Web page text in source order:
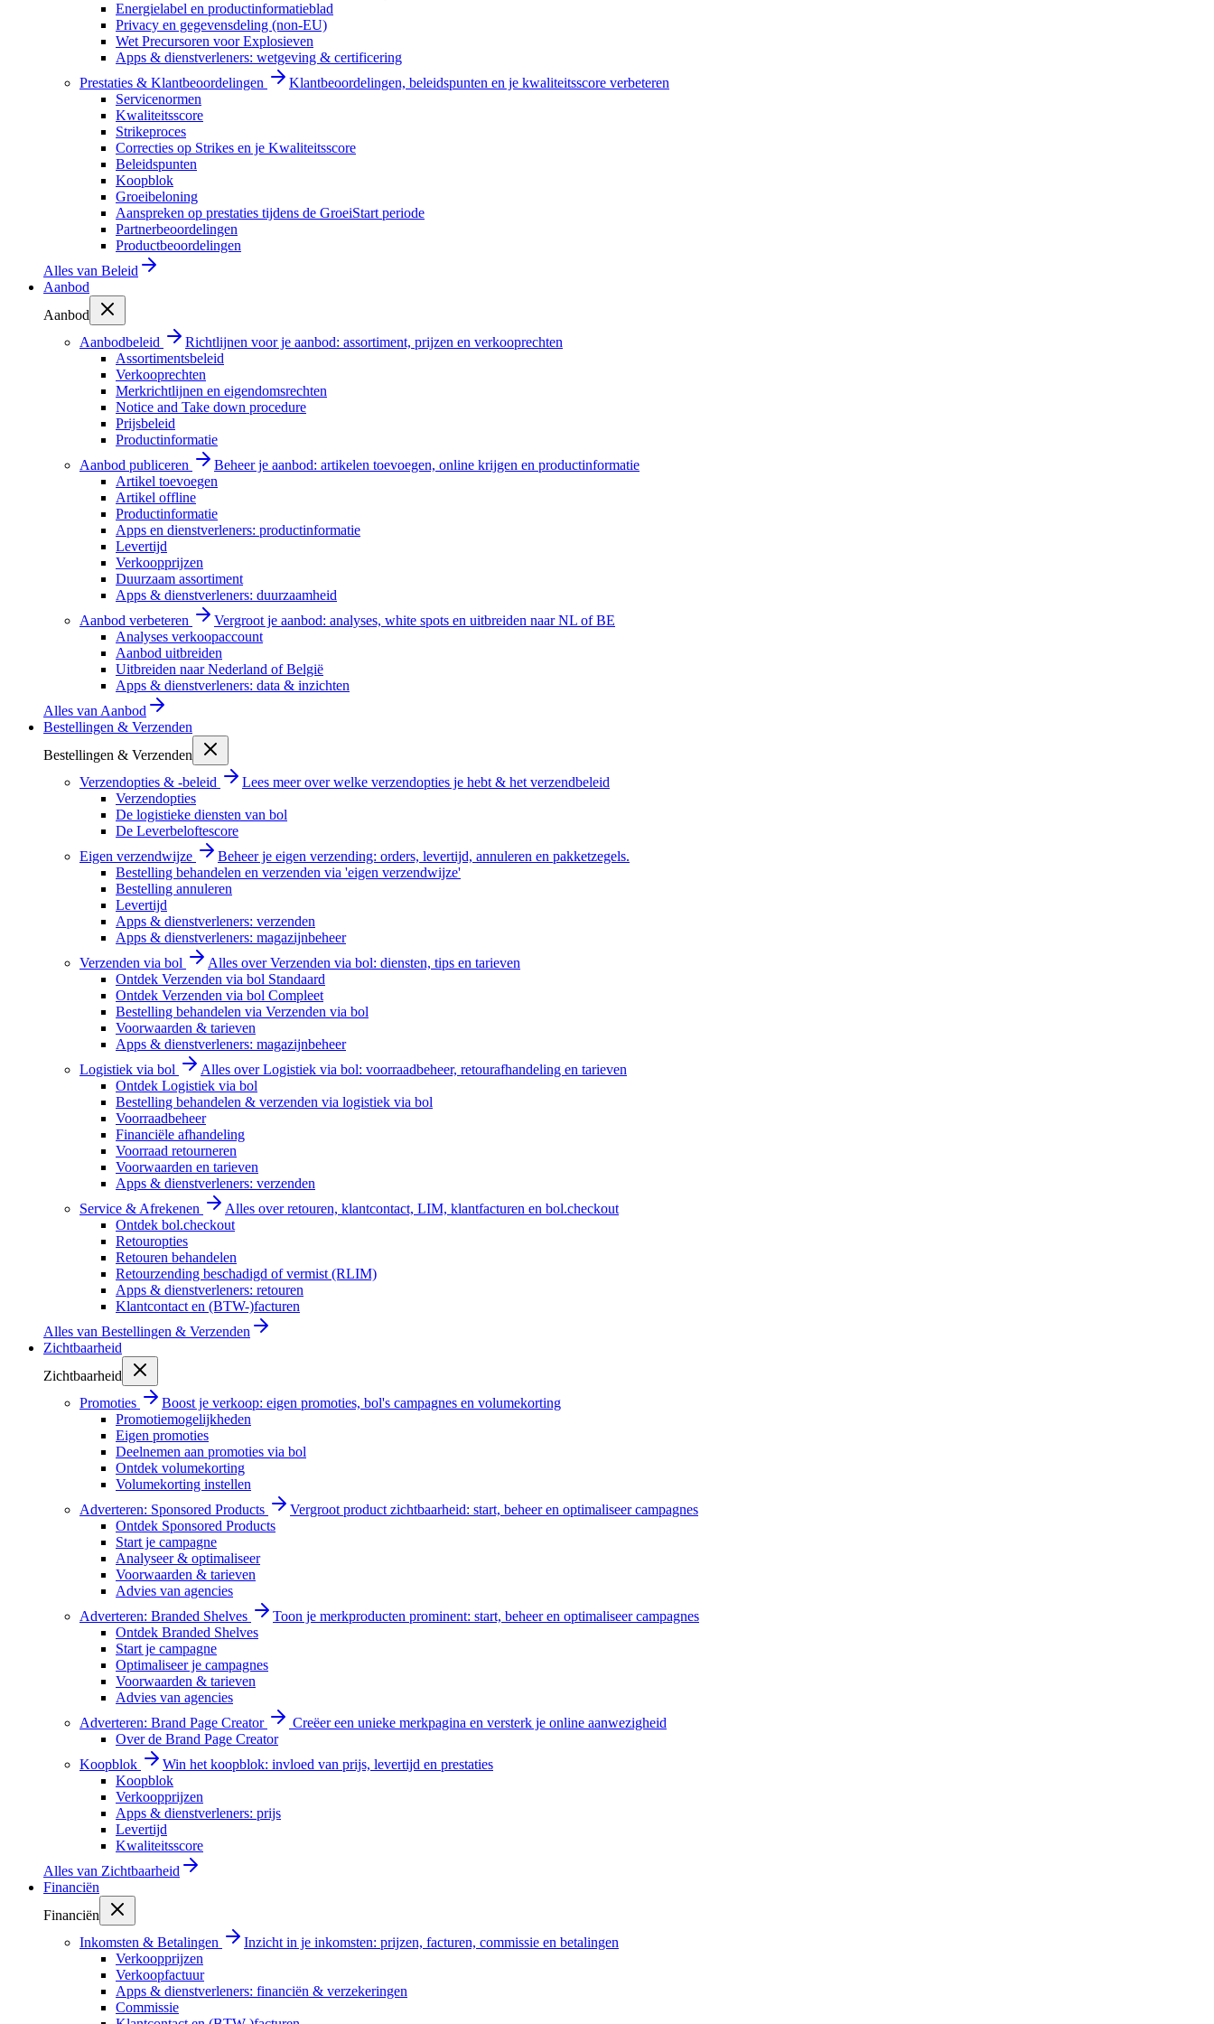
Energielabel en productinformatieblad
Privacy en gegevensdeling (non-EU)
Wet Precursoren voor Explosieven
Apps & dienstverleners: wetgeving & certificering
Prestaties & Klantbeoordelingen
Klantbeoordelingen, beleidspunten en je kwaliteitsscore verbeteren
Servicenormen
Kwaliteitsscore
Strikeproces
Correcties op Strikes en je Kwaliteitsscore
Beleidspunten
Koopblok
Groeibeloning
Aanspreken op prestaties tijdens de GroeiStart periode
Partnerbeoordelingen
Productbeoordelingen
Alles van Beleid
Aanbod
Aanbod
Aanbodbeleid
Richtlijnen voor je aanbod: assortiment, prijzen en verkooprechten
Assortimentsbeleid
Verkooprechten
Merkrichtlijnen en eigendomsrechten
Notice and Take down procedure
Prijsbeleid
Productinformatie
Aanbod publiceren
Beheer je aanbod: artikelen toevoegen, online krijgen en productinformatie
Artikel toevoegen
Artikel offline
Productinformatie
Apps en dienstverleners: productinformatie
Levertijd
Verkoopprijzen
Duurzaam assortiment
Apps & dienstverleners: duurzaamheid
Aanbod verbeteren
Vergroot je aanbod: analyses, white spots en uitbreiden naar NL of BE
Analyses verkoopaccount
Aanbod uitbreiden
Uitbreiden naar Nederland of België
Apps & dienstverleners: data & inzichten
Alles van Aanbod
Bestellingen & Verzenden
Bestellingen & Verzenden
Verzendopties & -beleid
Lees meer over welke verzendopties je hebt & het verzendbeleid
Verzendopties
De logistieke diensten van bol
De Leverbeloftescore
Eigen verzendwijze
Beheer je eigen verzending: orders, levertijd, annuleren en pakketzegels.
Bestelling behandelen en verzenden via 'eigen verzendwijze'
Bestelling annuleren
Levertijd
Apps & dienstverleners: verzenden
Apps & dienstverleners: magazijnbeheer
Verzenden via bol
Alles over Verzenden via bol: diensten, tips en tarieven
Ontdek Verzenden via bol Standaard
Ontdek Verzenden via bol Compleet
Bestelling behandelen via Verzenden via bol
Voorwaarden & tarieven
Apps & dienstverleners: magazijnbeheer
Logistiek via bol
Alles over Logistiek via bol: voorraadbeheer, retourafhandeling en tarieven
Ontdek Logistiek via bol
Bestelling behandelen & verzenden via logistiek via bol
Voorraadbeheer
Financiële afhandeling
Voorraad retourneren
Voorwaarden en tarieven
Apps & dienstverleners: verzenden
Service & Afrekenen
Alles over retouren, klantcontact, LIM, klantfacturen en bol.checkout
Ontdek bol.checkout
Retouropties
Retouren behandelen
Retourzending beschadigd of vermist (RLIM)
Apps & dienstverleners: retouren
Klantcontact en (BTW-)facturen
Alles van Bestellingen & Verzenden
Zichtbaarheid
Zichtbaarheid
Promoties
Boost je verkoop: eigen promoties, bol's campagnes en volumekorting
Promotiemogelijkheden
Eigen promoties
Deelnemen aan promoties via bol
Ontdek volumekorting
Volumekorting instellen
Adverteren: Sponsored Products
Vergroot product zichtbaarheid: start, beheer en optimaliseer campagnes
Ontdek Sponsored Products
Start je campagne
Analyseer & optimaliseer
Voorwaarden & tarieven
Advies van agencies
Adverteren: Branded Shelves
Toon je merkproducten prominent: start, beheer en optimaliseer campagnes
Ontdek Branded Shelves
Start je campagne
Optimaliseer je campagnes
Voorwaarden & tarieven
Advies van agencies
Adverteren: Brand Page Creator
Creëer een unieke merkpagina en versterk je online aanwezigheid
Over de Brand Page Creator
Koopblok
Win het koopblok: invloed van prijs, levertijd en prestaties
Koopblok
Verkoopprijzen
Apps & dienstverleners: prijs
Levertijd
Kwaliteitsscore
Alles van Zichtbaarheid
Financiën
Financiën
Inkomsten & Betalingen
Inzicht in je inkomsten: prijzen, facturen, commissie en betalingen
Verkoopprijzen
Verkoopfactuur
Apps & dienstverleners: financiën & verzekeringen
Commissie